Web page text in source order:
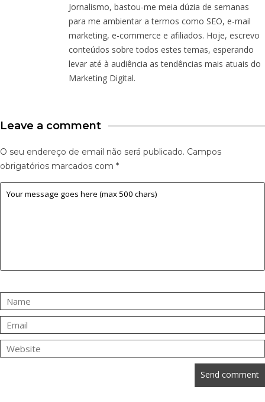
Jornalismo, bastou-me meia dúzia de semanas
para me ambientar a termos como SEO, e-mail
marketing, e-commerce e afiliados. Hoje, escrevo
conteúdos sobre todos estes temas, esperando
levar até à audiência as tendências mais atuais do
Marketing Digital.
Leave a comment
O seu endereço de email não será publicado. Campos
obrigatórios marcados com *